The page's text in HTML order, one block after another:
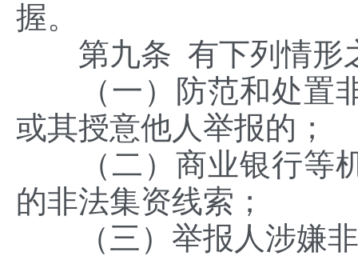
握。
第九条 有下列情形
（一）防范和处置非
或其授意他人举报的；
（二）商业银行等机
的非法集资线索；
（三）举报人涉嫌非